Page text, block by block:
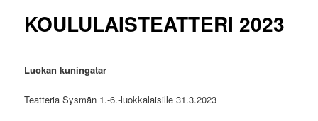
KOULULAISTEATTERI 2023
Luokan kuningatar
Teatteria Sysmän 1.-6.-luokkalaisille 31.3.2023